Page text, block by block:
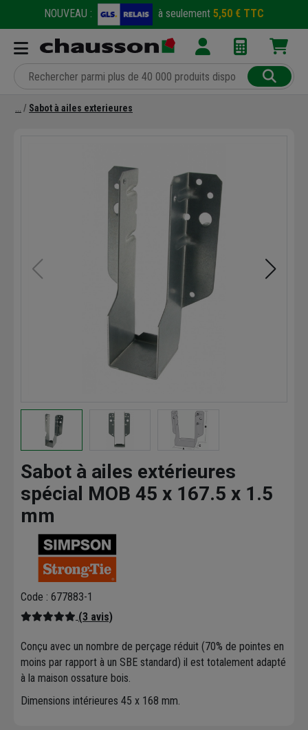
NOUVEAU : à seulement 5,50 € TTC
Sabot à ailes exterieures
Sabot à ailes extérieures
spécial MOB 45 x 167.5 x 1.5
mm
Code : 677883-1
(3 avis)
Conçu avec un nombre de perçage réduit (70% de pointes en
moins par rapport à un SBE standard) il est totalement adapté
à la maison ossature bois.
Dimensions intérieures 45 x 168 mm.